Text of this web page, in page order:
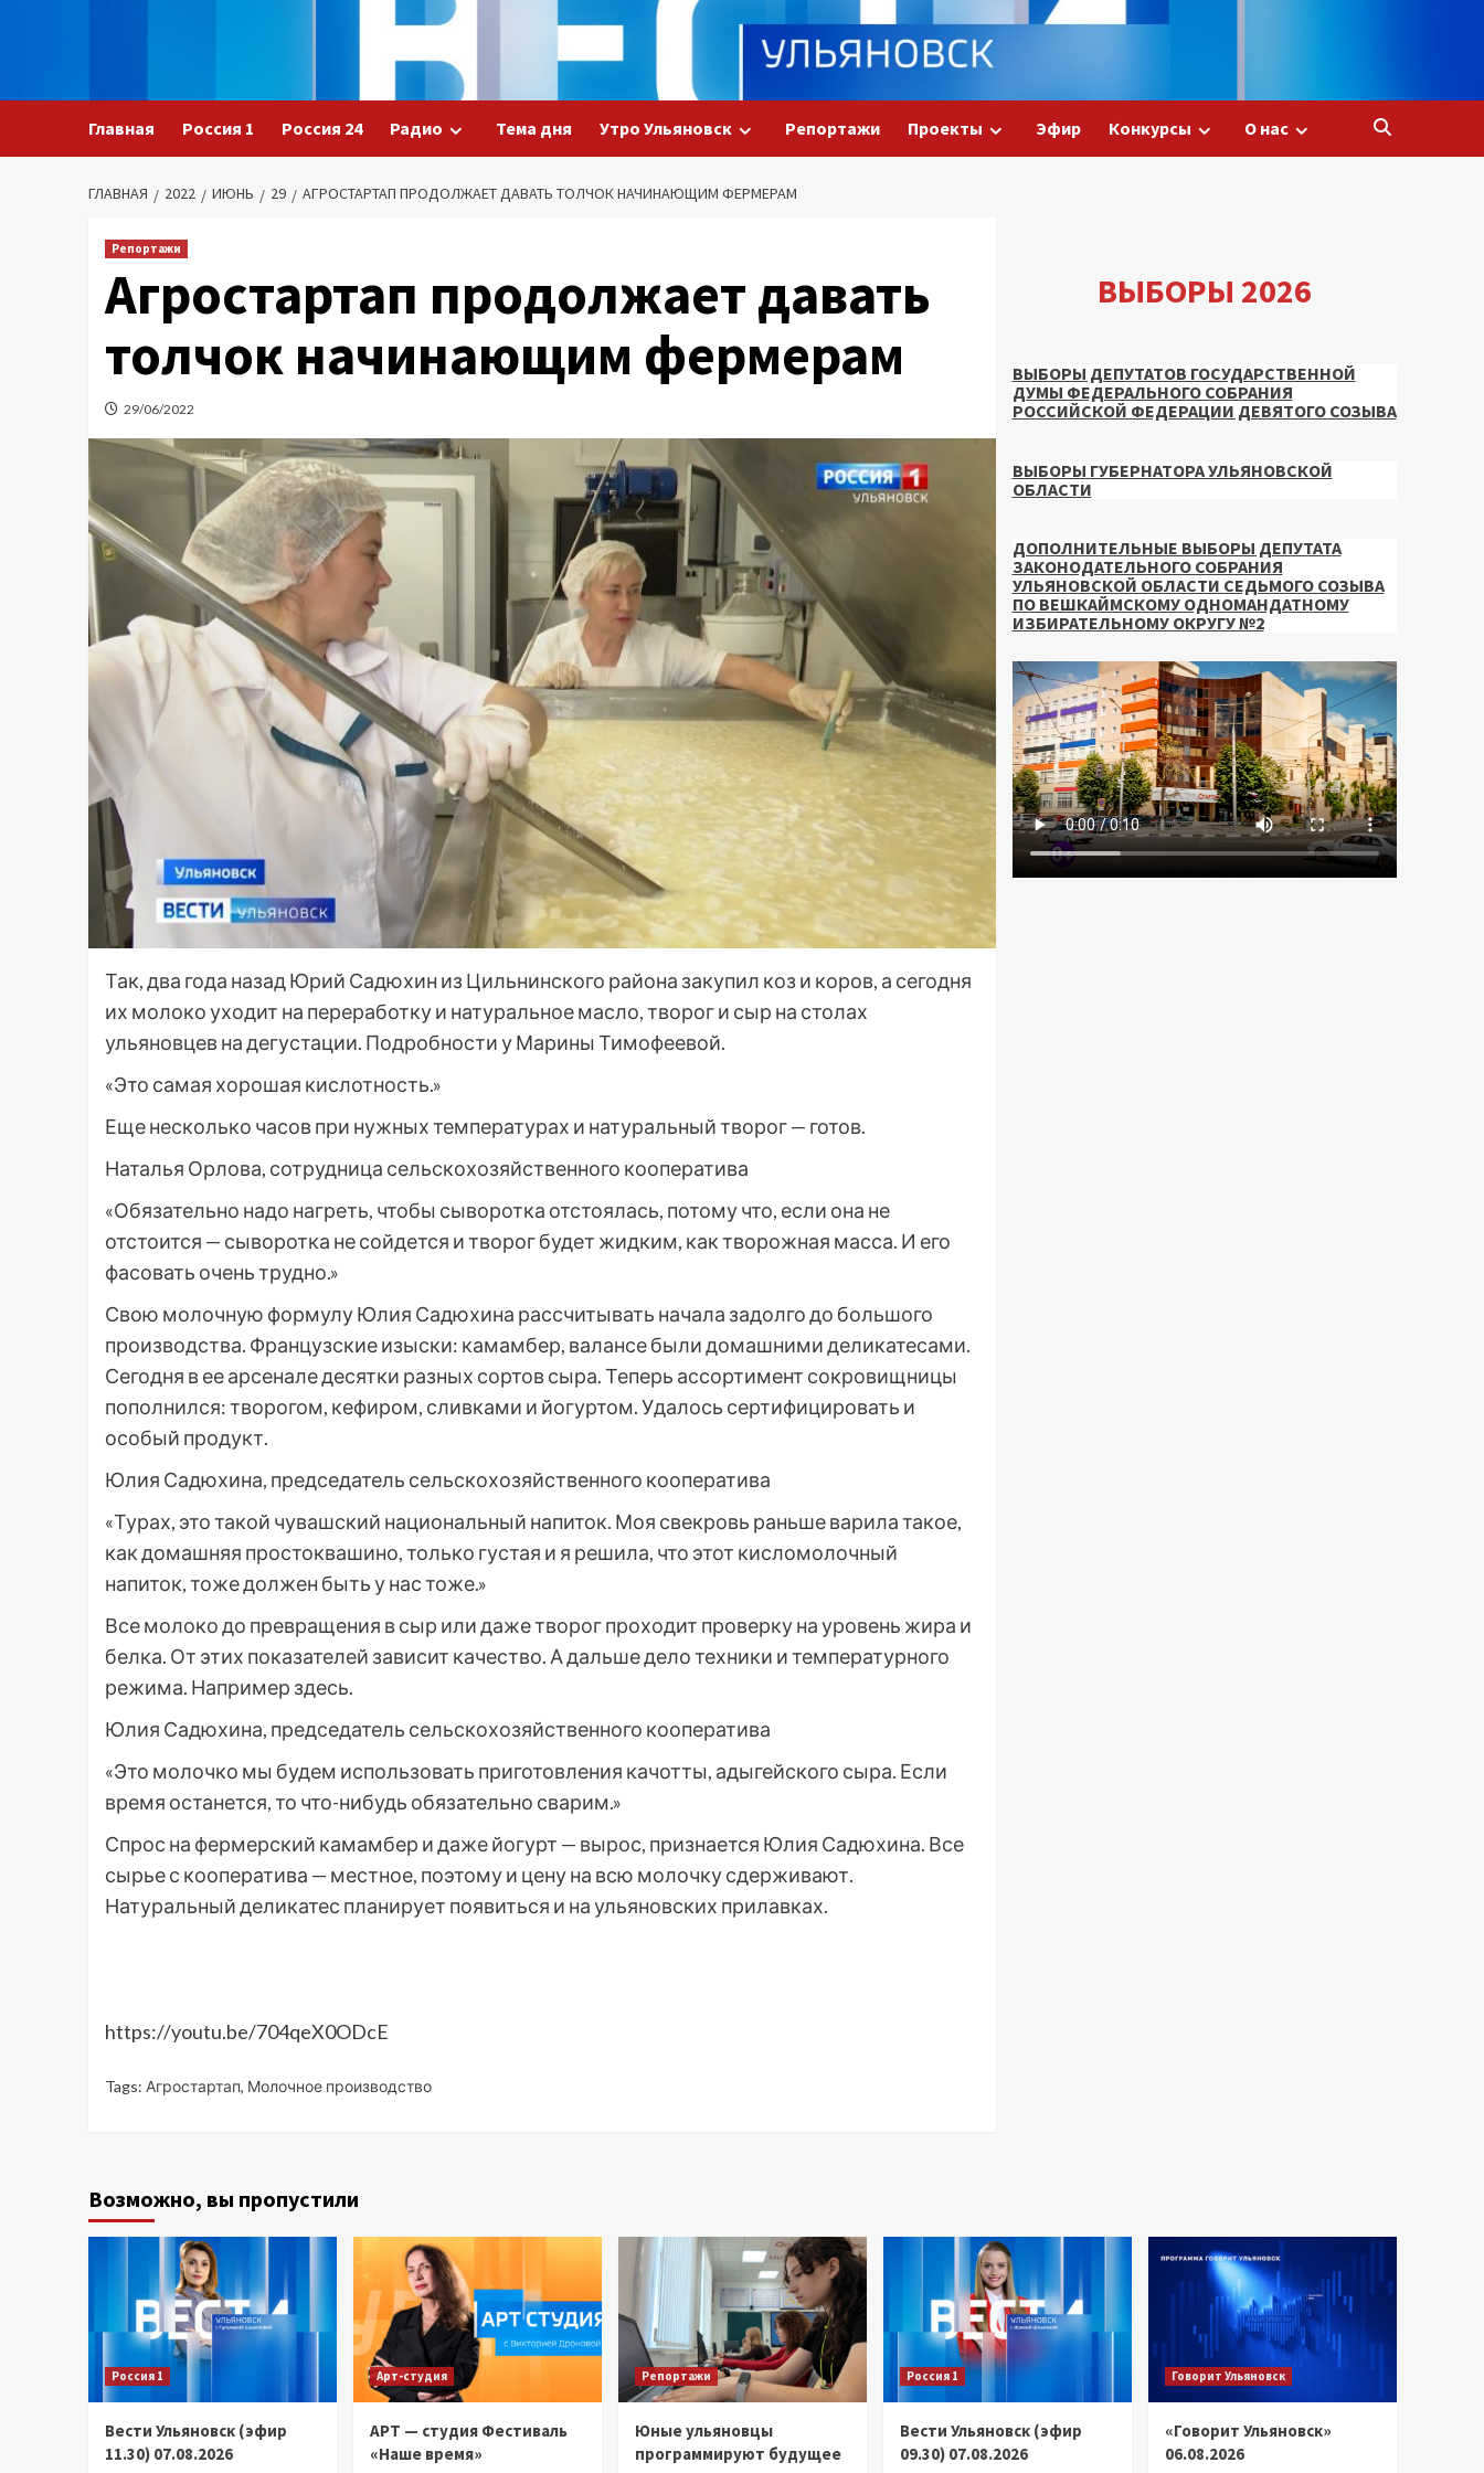
Главная Россия 1 Россия 24 Радио Тема дня Утро Ульяновск Репортажи Проекты Эфир Конкурсы О нас
ГЛАВНАЯ 2022 ИЮНЬ 29 АГРОСТАРТАП ПРОДОЛЖАЕТ ДАВАТЬ ТОЛЧОК НАЧИНАЮЩИМ ФЕРМЕРАМ
Репортажи
Агростартап продолжает давать
толчок начинающим фермерам
29/06/2022
Так, два года назад Юрий Садюхин из Цильнинского района закупил коз и коров, а сегодня
их молоко уходит на переработку и натуральное масло, творог и сыр на столах
ульяновцев на дегустации. Подробности у Марины Тимофеевой.
«Это самая хорошая кислотность.»
Еще несколько часов при нужных температурах и натуральный творог — готов.
Наталья Орлова, сотрудница сельскохозяйственного кооператива
«Обязательно надо нагреть, чтобы сыворотка отстоялась, потому что, если она не
отстоится — сыворотка не сойдется и творог будет жидким, как творожная масса. И его
фасовать очень трудно.»
Свою молочную формулу Юлия Садюхина рассчитывать начала задолго до большого
производства. Французские изыски: камамбер, валансе были домашними деликатесами.
Сегодня в ее арсенале десятки разных сортов сыра. Теперь ассортимент сокровищницы
пополнился: творогом, кефиром, сливками и йогуртом. Удалось сертифицировать и
особый продукт.
Юлия Садюхина, председатель сельскохозяйственного кооператива
«Турах, это такой чувашский национальный напиток. Моя свекровь раньше варила такое,
как домашняя простоквашино, только густая и я решила, что этот кисломолочный
напиток, тоже должен быть у нас тоже.»
Все молоко до превращения в сыр или даже творог проходит проверку на уровень жира и
белка. От этих показателей зависит качество. А дальше дело техники и температурного
режима. Например здесь.
Юлия Садюхина, председатель сельскохозяйственного кооператива
«Это молочко мы будем использовать приготовления качотты, адыгейского сыра. Если
время останется, то что-нибудь обязательно сварим.»
Спрос на фермерский камамбер и даже йогурт — вырос, признается Юлия Садюхина. Все
сырье с кооператива — местное, поэтому и цену на всю молочку сдерживают.
Натуральный деликатес планирует появиться и на ульяновских прилавках.
https://youtu.be/704qeX0ODcE
Tags: Агростартап, Молочное производство
ВЫБОРЫ 2026
ВЫБОРЫ ДЕПУТАТОВ ГОСУДАРСТВЕННОЙ
ДУМЫ ФЕДЕРАЛЬНОГО СОБРАНИЯ
РОССИЙСКОЙ ФЕДЕРАЦИИ ДЕВЯТОГО СОЗЫВА
ВЫБОРЫ ГУБЕРНАТОРА УЛЬЯНОВСКОЙ
ОБЛАСТИ
ДОПОЛНИТЕЛЬНЫЕ ВЫБОРЫ ДЕПУТАТА
ЗАКОНОДАТЕЛЬНОГО СОБРАНИЯ
УЛЬЯНОВСКОЙ ОБЛАСТИ СЕДЬМОГО СОЗЫВА
ПО ВЕШКАЙМСКОМУ ОДНОМАНДАТНОМУ
ИЗБИРАТЕЛЬНОМУ ОКРУГУ №2
Возможно, вы пропустили
Россия 1
Вести Ульяновск (эфир
11.30) 07.08.2026
Арт-студия
АРТ — студия Фестиваль
«Наше время»
Репортажи
Юные ульяновцы
программируют будущее
Россия 1
Вести Ульяновск (эфир
09.30) 07.08.2026
Говорит Ульяновск
«Говорит Ульяновск»
06.08.2026